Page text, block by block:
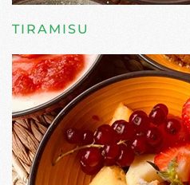
TIRAMISU